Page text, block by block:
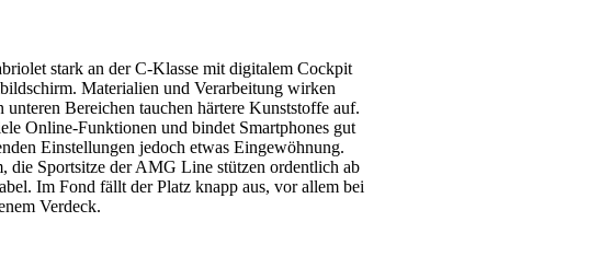
stark an der C-Klasse mit digitalem Cockpit
Materialien und Verarbeitung wirken
Bereichen tauchen härtere Kunststoffe auf.
Online-Funktionen und bindet Smartphones gut
Einstellungen jedoch etwas Eingewöhnung.
die Sportsitze der AMG Line stützen ordentlich ab
Im Fond fällt der Platz knapp aus, vor allem bei
Verdeck.